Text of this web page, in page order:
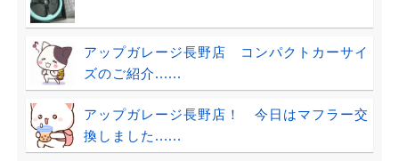
アップガレージ長野店 コンパクトカーサイ
ズのご紹介......
アップガレージ長野店！ 今日はマフラー交
換しました......